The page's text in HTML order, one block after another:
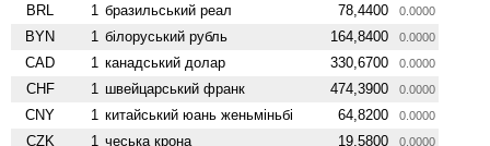
BRL 1 бразильський реал 78,4400 0.0000
BYN 1 білоруський рубль 164,8400 0.0000
CAD 1 канадський долар 330,6700 0.0000
CHF 1 швейцарський франк 474,3900 0.0000
CNY 1 китайський юань женьмiньбi 64,8200 0.0000
CZK 1 чеська крона 19,5800 0.0000